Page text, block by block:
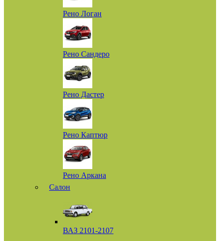
Рено Логан
Рено Сандеро
Рено Дастер
Рено Каптюр
Рено Аркана
Салон
ВАЗ 2101-2107